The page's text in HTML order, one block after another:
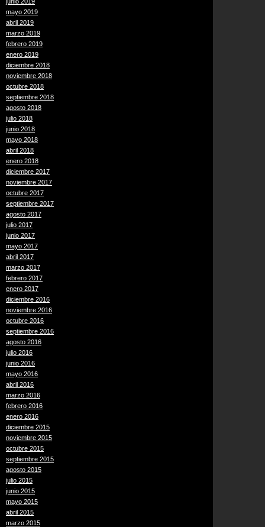
mayo 2019
abril 2019
marzo 2019
febrero 2019
enero 2019
diciembre 2018
noviembre 2018
octubre 2018
septiembre 2018
agosto 2018
julio 2018
junio 2018
mayo 2018
abril 2018
enero 2018
diciembre 2017
noviembre 2017
octubre 2017
septiembre 2017
agosto 2017
julio 2017
junio 2017
mayo 2017
abril 2017
marzo 2017
febrero 2017
enero 2017
diciembre 2016
noviembre 2016
octubre 2016
septiembre 2016
agosto 2016
julio 2016
junio 2016
mayo 2016
abril 2016
marzo 2016
febrero 2016
enero 2016
diciembre 2015
noviembre 2015
octubre 2015
septiembre 2015
agosto 2015
julio 2015
junio 2015
mayo 2015
abril 2015
marzo 2015